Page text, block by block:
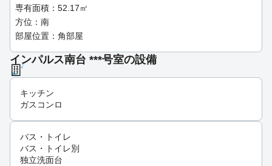
専有面積：52.17㎡
方位：南
部屋位置：角部屋
インパルス南台 ***号室の設備
キッチン
ガスコンロ
バス・トイレ
バス・トイレ別
独立洗面台